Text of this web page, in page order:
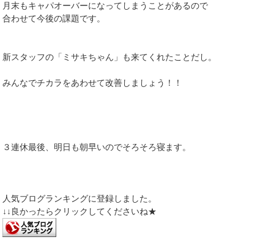
月末もキャパオーバーになってしまうことがあるので
合わせて今後の課題です。
新スタッフの「ミサキちゃん」も来てくれたことだし。
みんなでチカラをあわせて改善しましょう！！
３連休最後、明日も朝早いのでそろそろ寝ます。
人気ブログランキングに登録しました。
↓↓良かったらクリックしてくださいね★